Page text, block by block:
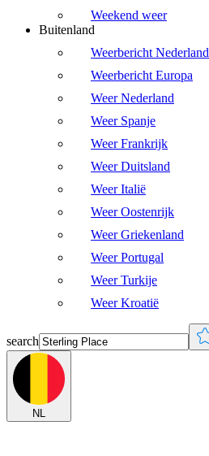
Weekend weer
Buitenland
Weerbericht Nederland
Weerbericht Europa
Weer Nederland
Weer Spanje
Weer Frankrijk
Weer Duitsland
Weer Italië
Weer Oostenrijk
Weer Griekenland
Weer Portugal
Weer Turkije
Weer Kroatië
search
NL